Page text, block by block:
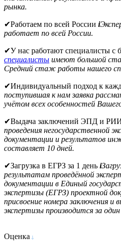
рынка.
✔Работаем по всей России i
работает по всей России.
✔У нас работают специалисты
специалисты имеют большой
Средний стаж работы нашего
✔Индивидуальный подход к
поступившая к нам заявка
учётом всех особенностей
✔Выдача заключений ЭПД и РИИ
проведения негосударственной
документации и результатов
составляет 10 дней.
✔Загрузка в ЕГРЗ за 1 день i
результатам проведённой
документации в Единый
экспертизы (ЕГРЗ) проектной
присвоение номера заключения и
экспертизы производится за один
Оценка